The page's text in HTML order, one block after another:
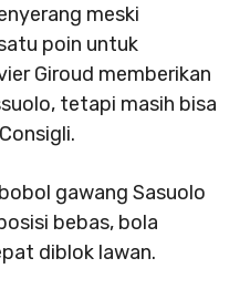
meski
poin untuk
Giroud memberikan
tetapi masih bisa
gawang Sasuolo
bebas, bola
diblok lawan.